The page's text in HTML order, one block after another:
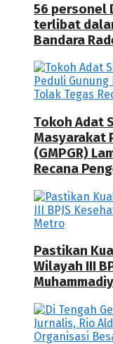
56 personel
terlibat
Bandara
Tokoh Adat
Masyarakat
(GMPGR)
Recana
Pastikan
Wilayah III